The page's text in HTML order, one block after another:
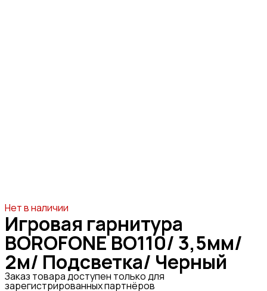
Нет в наличии
Игровая гарнитура
BOROFONE BO110/ 3,5мм/
2м/ Подсветка/ Черный
Заказ товара доступен только для
зарегистрированных партнёров